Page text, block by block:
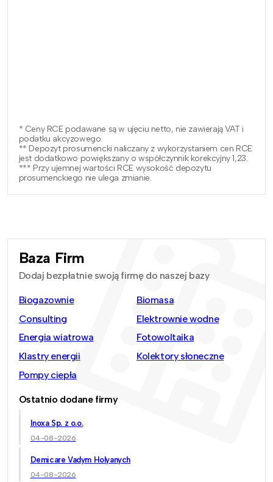
* Ceny RCE podawane są w ujęciu netto, nie zawierają VAT i
podatku akcyzowego.
** Depozyt prosumencki naliczany z wykorzystaniem cen RCE
jest dodatkowo powiększany o współczynnik korekcyjny 1,23.
*** Przy ujemnej wartości RCE wysokość depozytu
prosumenckiego nie ulega zmianie.
Baza Firm
Dodaj bezpłatnie swoją firmę do naszej bazy
Biogazownie
Biomasa
Consulting
Elektrownie wodne
Energia wiatrowa
Fotowoltaika
Klastry energii
Kolektory słoneczne
Pompy ciepła
Ostatnio dodane firmy
Inoxa Sp. z o.o.
04-08-2026
Demicare Vadym Holyanych
04-08-2026